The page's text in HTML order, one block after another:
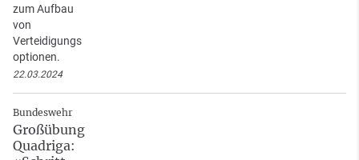
zum Aufbau
von
Verteidigungs
optionen.
22.03.2024
Bundeswehr
Großübung
Quadriga: